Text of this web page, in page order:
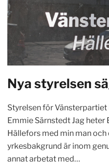
Nya styrelsen
Styrelsen för Vänsterpartiet
Emmie Särnstedt Jag heter
Hällefors med min man
yrkesbakgrund är inom
annat arbetat med…